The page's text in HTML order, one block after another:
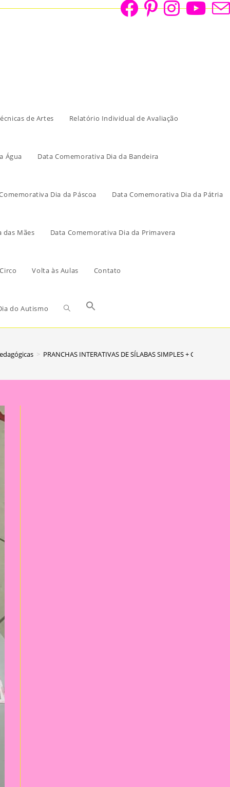
de Artes Relatório Individual de Avaliação
Água Data Comemorativa Dia da Bandeira
Dia da Páscoa Data Comemorativa Dia da Pátria
das Mães Data Comemorativa Dia da Primavera
Volta às Aulas Contato
do Autismo
> PRANCHAS INTERATIVAS DE SÍLABAS SIMPLES + CAIXA